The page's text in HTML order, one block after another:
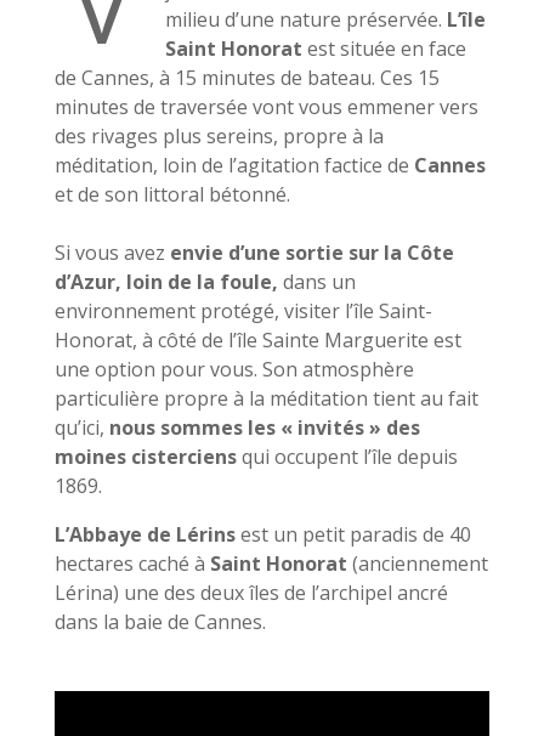
milieu d’une nature préservée. L’île
Saint Honoratest située en face
de Cannes, à 15 minutes de bateau. Ces 15
minutes de traversée vont vous emmener vers
des rivages plus sereins, propre à la
méditation, loin de l’agitation factice de Cannes
et de son littoral bétonné.
Si vous avez envie d’une sortie sur la Côte
d’Azur, loin de la foule, dans un
environnement protégé, visiter l’île Saint-
Honorat, à côté de l’île Sainte Marguerite est
une option pour vous. Son atmosphère
particulière propre à la méditation tient au fait
qu’ici, nous sommes les « invités » des
moines cisterciensqui occupent l’île depuis
1869.
L’Abbaye de Lérinsest un petit paradis de 40
hectares caché à Saint Honorat (anciennement
Lérina) une des deux îles de l’archipel ancré
dans la baie de Cannes.